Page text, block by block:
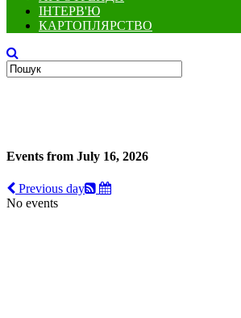
ІНТЕРВ'Ю
КАРТОПЛЯРСТВО
Events from July 16, 2026
Previous day
No events